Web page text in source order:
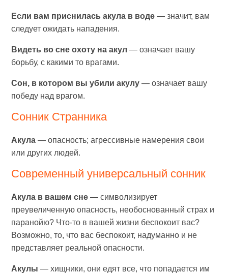
Если вам приснилась акула в воде — значит, вам
следует ожидать нападения.
Видеть во сне охоту на акул — означает вашу
борьбу, с какими то врагами.
Сон, в котором вы убили акулу — означает вашу
победу над врагом.
Сонник Странника
Акула — опасность; агрессивные намерения свои
или других людей.
Современный универсальный сонник
Акула в вашем сне — символизирует
преувеличенную опасность, необоснованный страх и
паранойю? Что-то в вашей жизни беспокоит вас?
Возможно, то, что вас беспокоит, надуманно и не
представляет реальной опасности.
Акулы — хищники, они едят все, что попадается им